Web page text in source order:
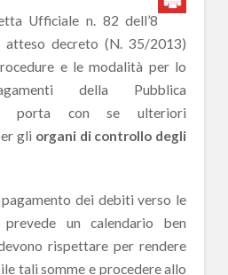
Ufficiale n. 82 dell’8
decreto (N. 35/2013)
e le modalità per lo
della Pubblica
e porta con se ulteriori
gli organi di controllo degli
dei debiti verso le
un calendario ben
rispettare per rendere
tali somme e procedere allo